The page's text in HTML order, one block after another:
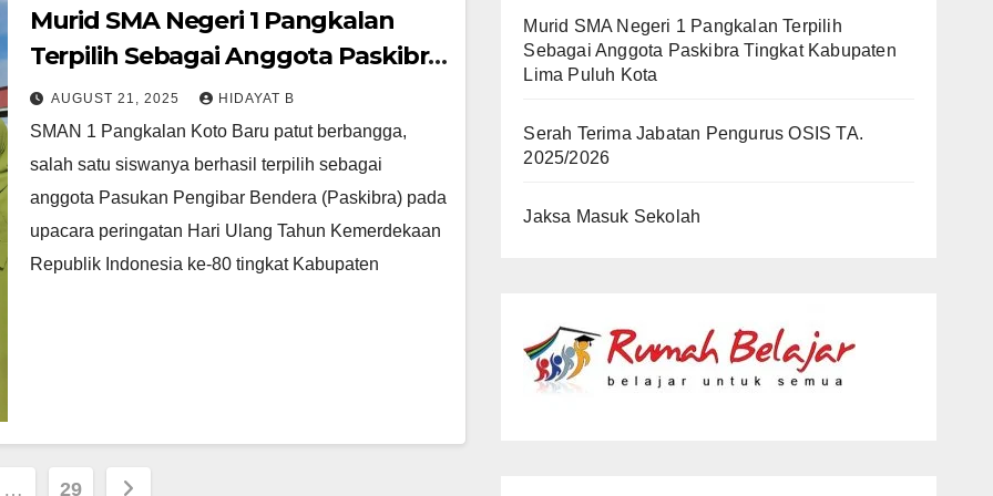
Murid SMA Negeri 1 Pangkalan
Terpilih Sebagai Anggota Paskibra
Tingkat Kabupaten Lima Puluh
Kota
AUGUST 21, 2025 HIDAYAT B
SMAN 1 Pangkalan Koto Baru patut berbangga,
salah satu siswanya berhasil terpilih sebagai
anggota Pasukan Pengibar Bendera (Paskibra) pada
upacara peringatan Hari Ulang Tahun Kemerdekaan
Republik Indonesia ke-80 tingkat Kabupaten
… 29
Murid SMA Negeri 1 Pangkalan Terpilih
Sebagai Anggota Paskibra Tingkat Kabupaten
Lima Puluh Kota
Serah Terima Jabatan Pengurus OSIS TA.
2025/2026
Jaksa Masuk Sekolah